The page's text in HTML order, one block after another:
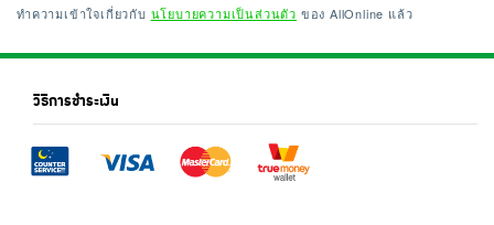
ทำความเข้าใจเกี่ยวกับ นโยบายความเป็นส่วนตัว ของ AllOnline แล้ว
วิธีการชำระเงิน